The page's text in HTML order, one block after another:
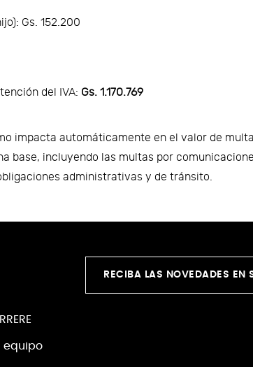
Gs. 152.200
del IVA: Gs. 1.170.769
impacta automáticamente en el valor de
base, incluyendo las multas por
administrativas y de tránsito.
equipo
RECIBA LAS NOVEDADES EN